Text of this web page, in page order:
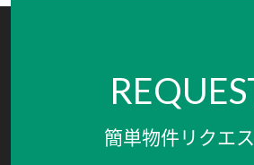
簡単物件リクエ